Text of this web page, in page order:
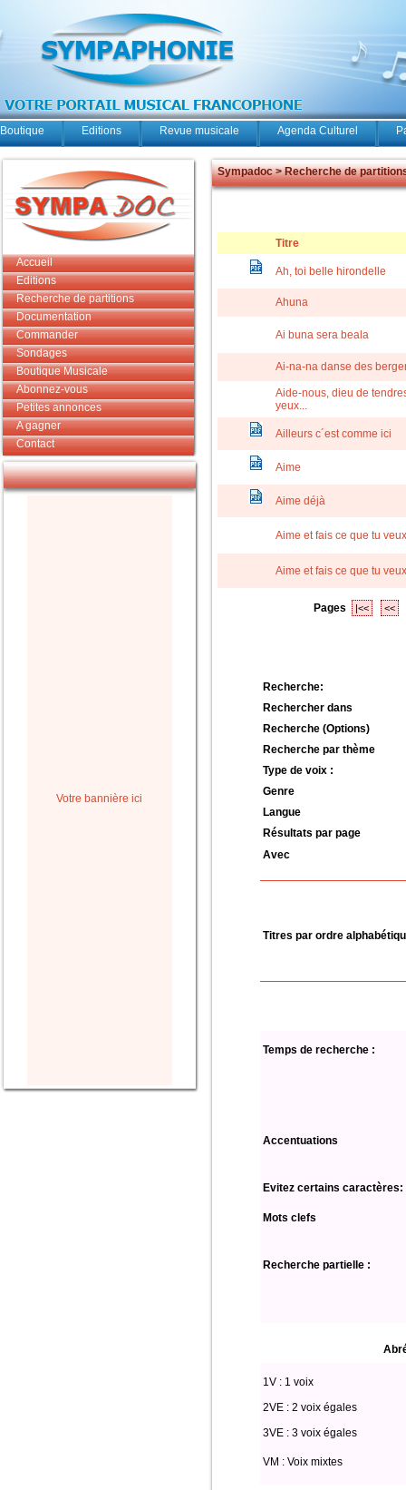
Boutique Editions Revue musicale Agenda Culturel
Accueil
Editions
Recherche de partitions
Documentation
Commander
Sondages
Boutique Musicale
Abonnez-vous
Petites annonces
A gagner
Contact
Votre bannière ici
Sympadoc > Recherche de
Titre
Ah, toi belle hirondelle
Ahuna
Ai buna sera beala
Ai-na-na danse des
Aide-nous, dieu de
yeux...
Ailleurs c´est comme ici
Aime
Aime déjà
Aime et fais ce que tu veux
Aime et fais ce que tu veux
Pages |<< <<
Recherche:
Rechercher dans
Recherche (Options)
Recherche par thème
Type de voix :
Genre
Langue
Résultats par page
Avec
Titres par ordre
Temps de recherche :
Accentuations
Evitez certains caractères:
Mots clefs
Recherche partielle :
1V : 1 voix
2VE : 2 voix égales
3VE : 3 voix égales
VM : Voix mixtes